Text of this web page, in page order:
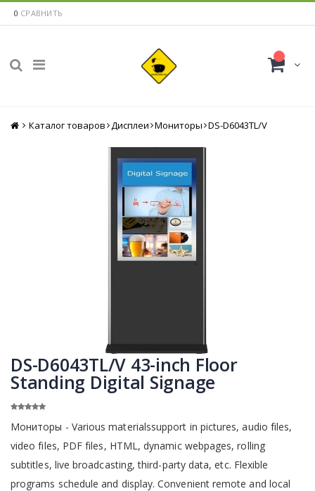
0 СРАВНИТЬ
Главная
Каталог товаров Дисплеи Мониторы DS-D6043TL/V
DS-D6043TL/V 43-inch Floor
Standing Digital Signage
Мониторы - Various materialssupport in pictures, audio files,
video files, PDF files, HTML, dynamic webpages, rolling
subtitles, live broadcasting, third-party data, etc. Flexible
programs schedule and display. Convenient remote and local